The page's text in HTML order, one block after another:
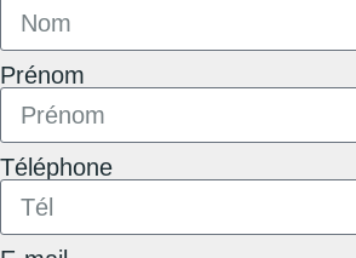
Prénom
Téléphone